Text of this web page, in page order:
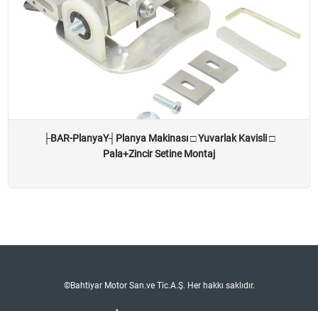
├BAR-PlanyaY┤Planya Makinası □ Yuvarlak Kavisli □
Pala+Zincir Setine Montaj
©Bahtiyar Motor San.ve Tic.A.Ş. Her hakkı saklıdır.